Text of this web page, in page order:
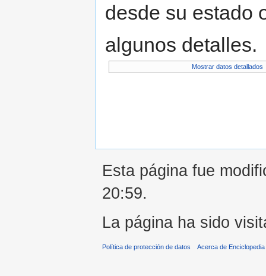
desde su estado
algunos detalles.
Mostrar datos detallados
Esta página fue
20:59.
La página ha sido
Política de protección de datos Acerca de